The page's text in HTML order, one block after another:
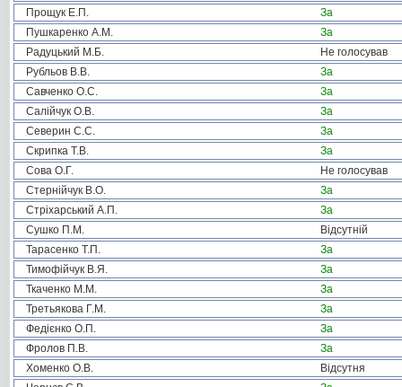
Прощук Е.П.
За
Пушкаренко А.М.
За
Радуцький М.Б.
Не голосував
Рубльов В.В.
За
Савченко О.С.
За
Салійчук О.В.
За
Северин С.С.
За
Скрипка Т.В.
За
Сова О.Г.
Не голосував
Стернійчук В.О.
За
Стріхарський А.П.
За
Сушко П.М.
Відсутній
Тарасенко Т.П.
За
Тимофійчук В.Я.
За
Ткаченко М.М.
За
Третьякова Г.М.
За
Федієнко О.П.
За
Фролов П.В.
За
Хоменко О.В.
Відсутня